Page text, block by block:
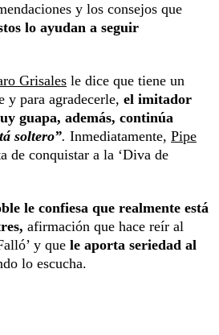
y los consejos que
lo ayudan a seguir
Grisales le dice que tiene un
y para agradecerle, el imitador
guapa, además, continúa
soltero”. Inmediatamente, Pipe
de conquistar a la ‘Diva de
le confiesa que realmente está
afirmación que hace reír al
y que le aporta seriedad al
lo escucha.